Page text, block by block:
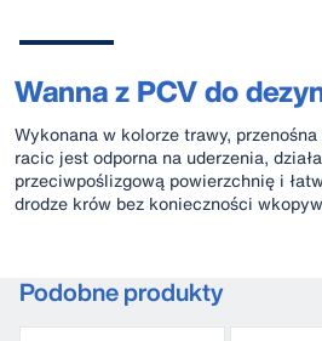
Wanna z PCV do
Wykonana w kolorze trawy,
racic jest odporna na uderzenia,
przeciwpoślizgową powierzchnię i
drodze krów bez konieczności
Podobne produkty